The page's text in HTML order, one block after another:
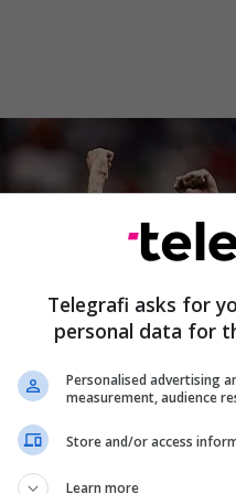
Telegrafi asks for
personal data for
Personalised advertising
measurement, audience
Store and/or access
Learn more